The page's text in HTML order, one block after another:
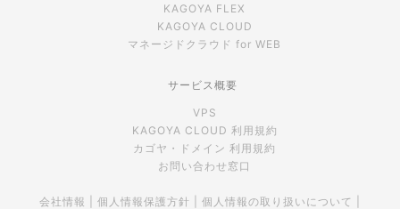
KAGOYA FLEX
KAGOYA CLOUD
マネージドクラウド for WEB
サービス概要
VPS
KAGOYA CLOUD 利用規約
カゴヤ・ドメイン 利用規約
お問い合わせ窓口
会社情報 個人情報保護方針 個人情報の取り扱いについて